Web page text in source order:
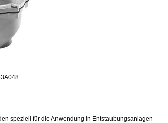
speziell für die Anwendung in Entstaubungsanlagen